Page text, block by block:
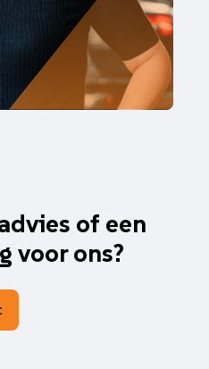
of een
voor ons?